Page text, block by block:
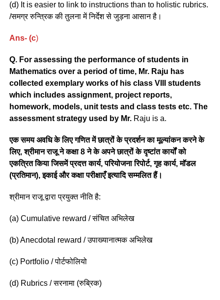
(d) It is easier to link to instructions than to holistic rubrics.
/समग्र रुन्त्रिक की तुलना में निर्देश से जुड़ना आसान है।
Ans- (c)
Q. For assessing the performance of students in
Mathematics over a period of time, Mr. Raju has
collected exemplary works of his class VIII students
which includes assignment, project reports,
homework, models, unit tests and class tests etc. The
assessment strategy used by Mr.Raju is a.
एक समय अवधि के लिए गणित में छात्रों के प्रदर्शन का मूल्यांकन करने के
लिए, श्रीमान राजू ने कक्षा 8 ने के अपने छात्रों के दृष्टांत कार्यों को
एकत्रित किया जिसमें प्रदत्त कार्य, परियोजना रिपोर्ट, गृह कार्य, मॉडल
(प्रतिमान), इकाई और कक्षा परीक्षाएँ इत्यादि सम्मलित हैं।
श्रीमान राजू द्वारा प्रयुक्त नीति है:
(a) Cumulative reward / संचित अभिलेख
(b) Anecdotal reward / उपाख्यानात्मक अभिलेख
(c) Portfolio / पोर्टफोलियो
(d) Rubrics / सरनामा (रुब्रिक)